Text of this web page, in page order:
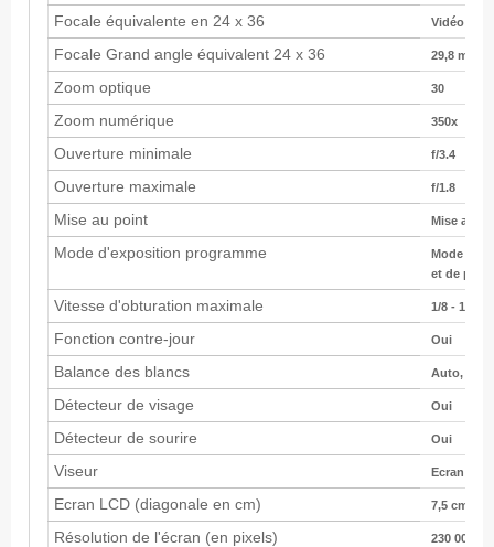
Focale équivalente en 24 x 36 Vidéo :
Focale Grand angle équivalent 24 x 36 29,8 mm
Zoom optique 30
Zoom numérique 350x
Ouverture minimale f/3.4
Ouverture maximale f/1.8
Mise au point Mise au
Mode d'exposition programme
Mode
et de
Vitesse d'obturation maximale 1/8 - 1/10
Fonction contre-jour Oui
Balance des blancs Auto,
Détecteur de visage Oui
Détecteur de sourire Oui
Viseur Ecran
Ecran LCD (diagonale en cm) 7,5 cm
Résolution de l'écran (en pixels) 230 000